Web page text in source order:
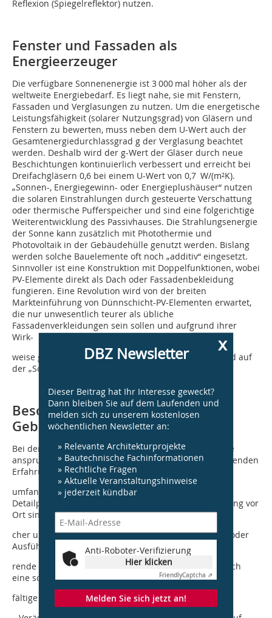
Reflexion (Spiegelreflektor) nutzen.
Fenster und Fassaden als
Energieerzeuger
Die verfügbare Sonnenenergie ist 3 000 mal höher als der
weltweite Energiebedarf. Es liegt nahe, sie mit Fenstern,
Fassaden und Verglasungen zu nutzen. Um die energetische
Leistungsfähigkeit (solarer Nutzungsgrad) von Gläsern und
Fenstern zu bewerten, muss neben dem U-Wert auch der
Gesamtenergiedurchlassgrad g der Verglasung beachtet
werden. Deshalb wird der g-Wert der Gläser durch neue
Beschichtungen kontinuierlich verbessert und erreicht bei
Dreifachgläsern 0,6 bei einem U-Wert von 0,7 W/(m²K).
„Sonnen-, Energiegewinn- oder Energieplushäuser“ nutzen
die solaren Einstrahlungen durch gesteuerte Verschattung
oder thermische Pufferspeicher und sind eine folgerichtige
Weiterentwicklung des Passivhauses. Die Strahlungsenergie
der Sonne kann zusätzlich mit Photothermie und
Photovoltaik in der Gebäudehülle genutzt werden. Bislang
werden solche Bauelemente oft noch „additiv“ eingesetzt.
Sinnvoller ist eine Konstruktion mit Doppelfunktionen, wobei
PV-Elemente direkt als Dach oder Fassadenbekleidung
fungieren. Eine Revolution wird von der breiten
Markteinführung von Dünnschicht-PV-Elementen erwartet,
die nur unwesentlich teurer als übliche
Fassadenverkleidungen sein sollen und aufgrund ihrer
Wirk-
weise gute Energieerträge auch bei diffusem Licht und auf
der „Schattenseite“ der Gebäude bringen.
Besonderheiten der
Gebäudesanierung
Bei der Sanierung im Bestand handelt es sich um eine
anspruchsvolle Aufgabe, die von Planern und Ausführenden
Erfahrung und
umfangreiches Know-how erfordert. Bauaufnahme,
Detailplanung, Umsetzung, Logistik und die Abstimmung vor
Ort sind umfangrei-
cher und schwieriger als im Neubau. Bauplaner und/oder
Ausfüh-
rende müssen folgende Punkte beachten, die nur durch
eine sorg-
fältige Bauaufnahme geklärt werden können:
x
DBZ Newsletter
Dieser Beitrag hat Ihr Interesse geweckt?
Dann bleiben Sie auf dem Laufenden und
melden sich zu unserem kostenlosen
wöchentlichen Newsletter an:
» Relevante Architekturprojekte
» Bautechnische Fachinformationen
» Rechtliche Fragen
» Aktuelle Veranstaltungshinweise
» jederzeit kündbar
Anti-Roboter-Verifizierung
Hier klicken
FriendlyCaptcha ⇗
Melden Sie sich jetzt an!